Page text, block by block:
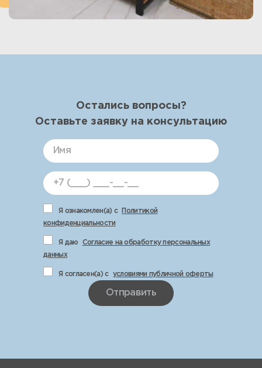
Остались вопросы?
Оставьте заявку на консультацию
Я ознакомлен(а) с
Политикой
конфиденциальности
Я даю
Согласие на обработку персональных
данных
Я согласен(а) с условиями публичной оферты
Отправить